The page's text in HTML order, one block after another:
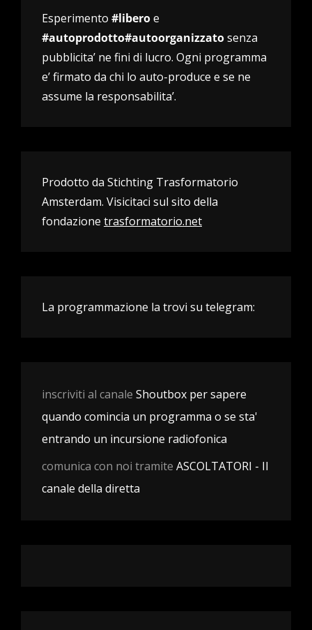
Esperimento #liberoe
#autoprodotto#autoorganizzatosenza
pubblicita’ ne fini di lucro. Ogni programma
e’ firmato da chi lo auto-produce e se ne
assume la responsabilita’.
Prodotto da Stichting Trasformatorio
Amsterdam. Visicitaci sul sito della
fondazione trasformatorio.net
La programmazione la trovi su telegram:
inscriviti al canale Shoutbox per sapere
quando comincia un programma o se sta'
entrando un incursione radiofonica
comunica con noi tramite ASCOLTATORI - Il
canale della diretta